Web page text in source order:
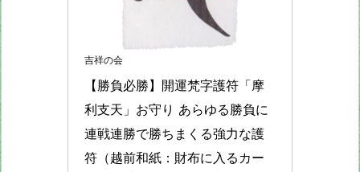
吉祥の会
【勝負必勝】開運梵字護符「摩
利支天」お守り あらゆる勝負に
連戦連勝で勝ちまくる強力な護
符（越前和紙：財布に入るカー